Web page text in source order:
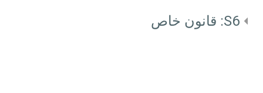
S6: قانون خاص